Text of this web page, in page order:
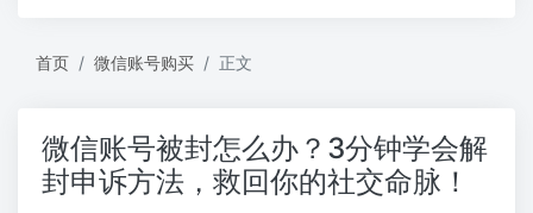
首页 微信账号购买 正文
微信账号被封怎么办？3分钟学会解
封申诉方法，救回你的社交命脉！